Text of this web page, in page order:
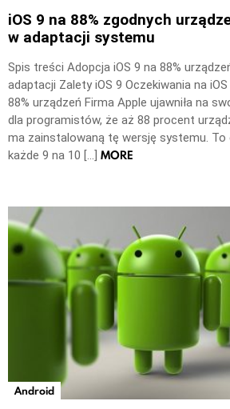
iOS 9 na 88% zgodnych
w adaptacji systemu
Spis treści Adopcja iOS 9 na 88%
adaptacji Zalety iOS 9 Oczekiwania na
88% urządzeń Firma Apple ujawniła na
dla programistów, że aż 88 procent
ma zainstalowaną tę wersję systemu. To
każde 9 na 10 […] MORE
Android